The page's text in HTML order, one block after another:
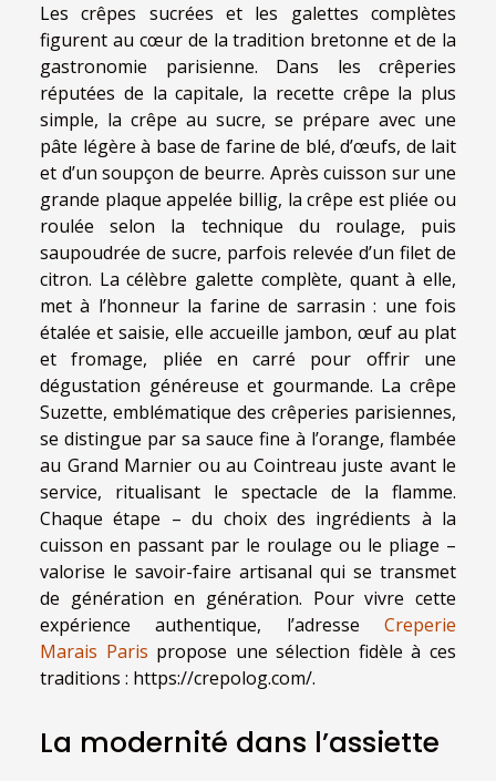
Les crêpes sucrées et les galettes complètes
figurent au cœur de la tradition bretonne et de la
gastronomie parisienne. Dans les crêperies
réputées de la capitale, la recette crêpe la plus
simple, la crêpe au sucre, se prépare avec une
pâte légère à base de farine de blé, d’œufs, de lait
et d’un soupçon de beurre. Après cuisson sur une
grande plaque appelée billig, la crêpe est pliée ou
roulée selon la technique du roulage, puis
saupoudrée de sucre, parfois relevée d’un filet de
citron. La célèbre galette complète, quant à elle,
met à l’honneur la farine de sarrasin : une fois
étalée et saisie, elle accueille jambon, œuf au plat
et fromage, pliée en carré pour offrir une
dégustation généreuse et gourmande. La crêpe
Suzette, emblématique des crêperies parisiennes,
se distingue par sa sauce fine à l’orange, flambée
au Grand Marnier ou au Cointreau juste avant le
service, ritualisant le spectacle de la flamme.
Chaque étape – du choix des ingrédients à la
cuisson en passant par le roulage ou le pliage –
valorise le savoir-faire artisanal qui se transmet
de génération en génération. Pour vivre cette
expérience authentique, l’adresse Creperie
Marais Paris propose une sélection fidèle à ces
traditions : https://crepolog.com/.
La modernité dans l’assiette